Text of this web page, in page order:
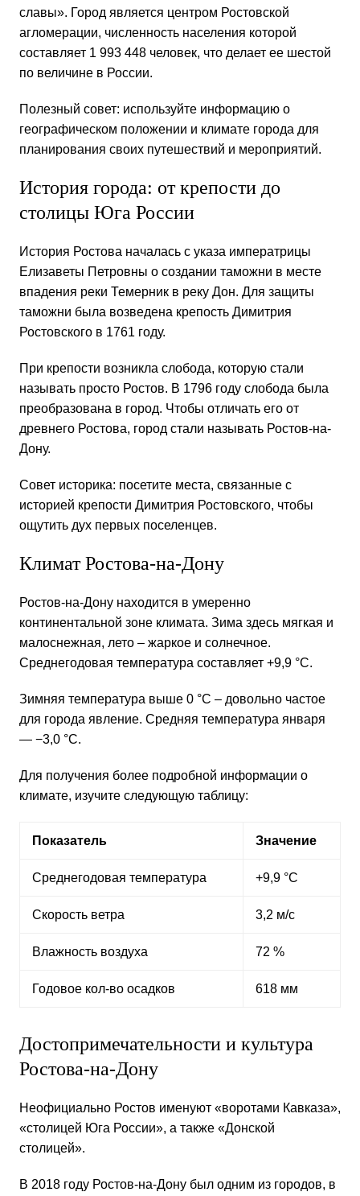
славы». Город является центром Ростовской
агломерации, численность населения которой
составляет 1 993 448 человек, что делает ее шестой
по величине в России.
Полезный совет: используйте информацию о
географическом положении и климате города для
планирования своих путешествий и мероприятий.
История города: от крепости до
столицы Юга России
История Ростова началась с указа императрицы
Елизаветы Петровны о создании таможни в месте
впадения реки Темерник в реку Дон. Для защиты
таможни была возведена крепость Димитрия
Ростовского в 1761 году.
При крепости возникла слобода, которую стали
называть просто Ростов. В 1796 году слобода была
преобразована в город. Чтобы отличать его от
древнего Ростова, город стали называть Ростов-на-
Дону.
Совет историка: посетите места, связанные с
историей крепости Димитрия Ростовского, чтобы
ощутить дух первых поселенцев.
Климат Ростова-на-Дону
Ростов-на-Дону находится в умеренно
континентальной зоне климата. Зима здесь мягкая и
малоснежная, лето – жаркое и солнечное.
Среднегодовая температура составляет +9,9 °C.
Зимняя температура выше 0 °C – довольно частое
для города явление. Средняя температура января
— −3,0 °C.
Для получения более подробной информации о
климате, изучите следующую таблицу:
Показатель Значение
Среднегодовая температура +9,9 °C
Скорость ветра 3,2 м/с
Влажность воздуха 72 %
Годовое кол-во осадков 618 мм
Достопримечательности и культура
Ростова-на-Дону
Неофициально Ростов именуют «воротами Кавказа»,
«столицей Юга России», а также «Донской
столицей».
В 2018 году Ростов-на-Дону был одним из городов, в